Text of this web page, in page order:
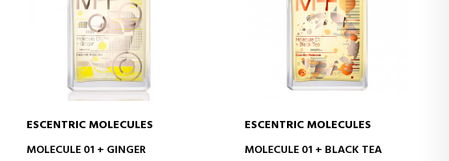
AJOUTER AU PANIER
ESCENTRIC MOLECULES
MOLECULE 01 + GINGER
AJOUTER AU PANIER
ESCENTRIC MOLECULES
MOLECULE 01 + BLACK TEA